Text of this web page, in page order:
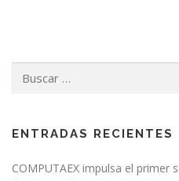
ENTRADAS RECIENTES
COMPUTAEX impulsa el primer